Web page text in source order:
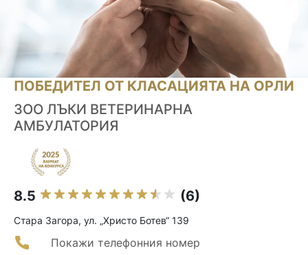
ПОБЕДИТЕЛ ОТ КЛАСАЦИЯТА НА ОРЛИ
ЗОО ЛЪКИ ВЕТЕРИНАРНА
АМБУЛАТОРИЯ
8.5 (6)
Стара Загора, ул. „Христо Ботев“ 139
Покажи телефонния номер